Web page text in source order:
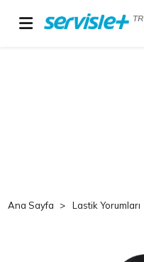
TR
Ana Sayfa Lastik Yorumları